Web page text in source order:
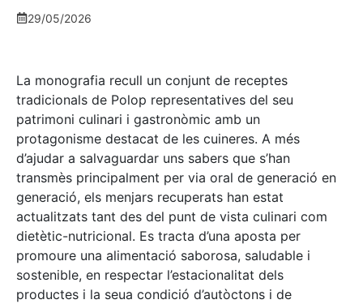
29/05/2026
La monografia recull un conjunt de receptes
tradicionals de Polop representatives del seu
patrimoni culinari i gastronòmic amb un
protagonisme destacat de les cuineres. A més
d’ajudar a salvaguardar uns sabers que s’han
transmès principalment per via oral de generació en
generació, els menjars recuperats han estat
actualitzats tant des del punt de vista culinari com
dietètic-nutricional. Es tracta d’una aposta per
promoure una alimentació saborosa, saludable i
sostenible, en respectar l’estacionalitat dels
productes i la seua condició d’autòctons i de